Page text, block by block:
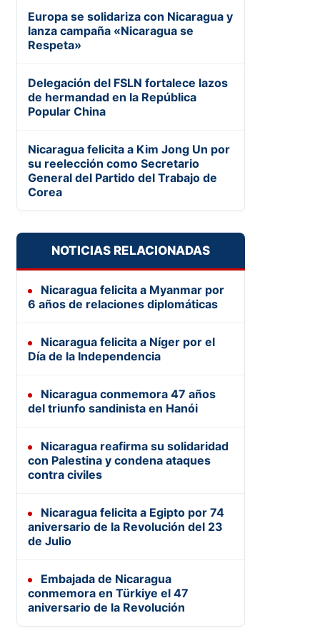
Europa se solidariza con Nicaragua y
lanza campaña «Nicaragua se
Respeta»
Delegación del FSLN fortalece lazos
de hermandad en la República
Popular China
Nicaragua felicita a Kim Jong Un por
su reelección como Secretario
General del Partido del Trabajo de
Corea
NOTICIAS RELACIONADAS
Nicaragua felicita a Myanmar por
6 años de relaciones diplomáticas
Nicaragua felicita a Níger por el
Día de la Independencia
Nicaragua conmemora 47 años
del triunfo sandinista en Hanói
Nicaragua reafirma su solidaridad
con Palestina y condena ataques
contra civiles
Nicaragua felicita a Egipto por 74
aniversario de la Revolución del 23
de Julio
Embajada de Nicaragua
conmemora en Türkiye el 47
aniversario de la Revolución